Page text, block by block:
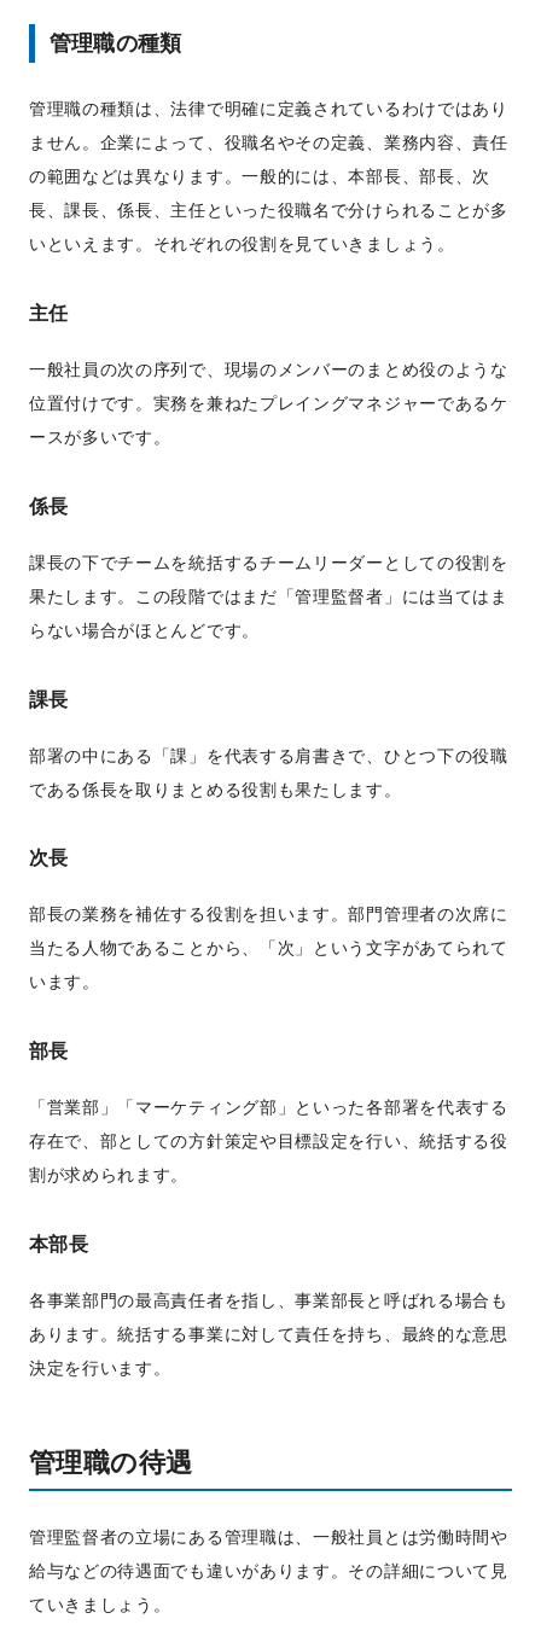
管理職の種類
管理職の種類は、法律で明確に定義されているわけではあり
ません。企業によって、役職名やその定義、業務内容、責任
の範囲などは異なります。一般的には、本部長、部長、次
長、課長、係長、主任といった役職名で分けられることが多
いといえます。それぞれの役割を見ていきましょう。
主任
一般社員の次の序列で、現場のメンバーのまとめ役のような
位置付けです。実務を兼ねたプレイングマネジャーであるケ
ースが多いです。
係長
課長の下でチームを統括するチームリーダーとしての役割を
果たします。この段階ではまだ「管理監督者」には当てはま
らない場合がほとんどです。
課長
部署の中にある「課」を代表する肩書きで、ひとつ下の役職
である係長を取りまとめる役割も果たします。
次長
部長の業務を補佐する役割を担います。部門管理者の次席に
当たる人物であることから、「次」という文字があてられて
います。
部長
「営業部」「マーケティング部」といった各部署を代表する
存在で、部としての方針策定や目標設定を行い、統括する役
割が求められます。
本部長
各事業部門の最高責任者を指し、事業部長と呼ばれる場合も
あります。統括する事業に対して責任を持ち、最終的な意思
決定を行います。
管理職の待遇
管理監督者の立場にある管理職は、一般社員とは労働時間や
給与などの待遇面でも違いがあります。その詳細について見
ていきましょう。